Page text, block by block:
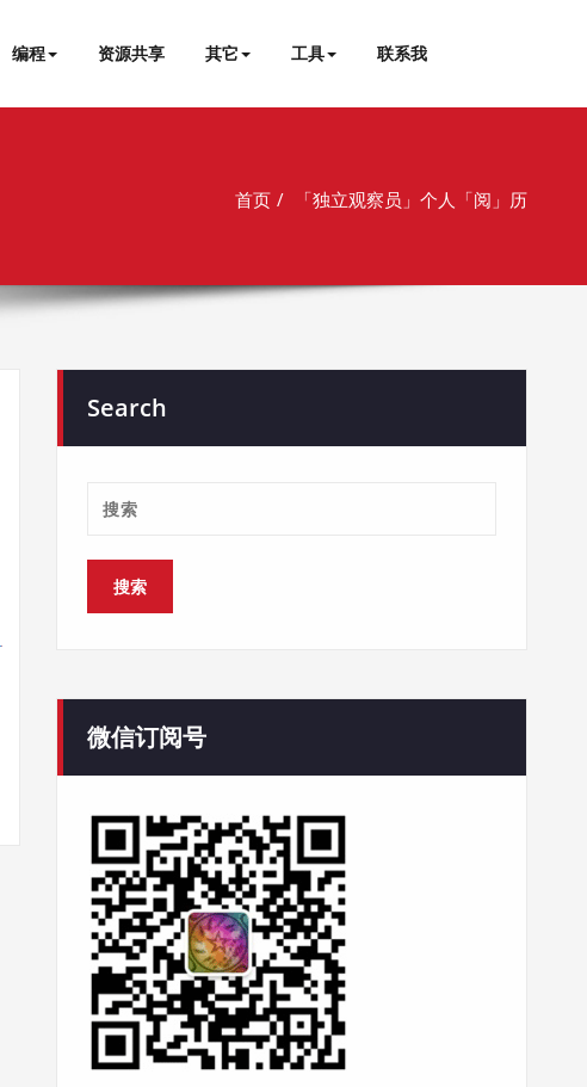
编程 资源共享 其它 工具 联系我
首页 「独立观察员」个人「阅」历
Search
微信订阅号